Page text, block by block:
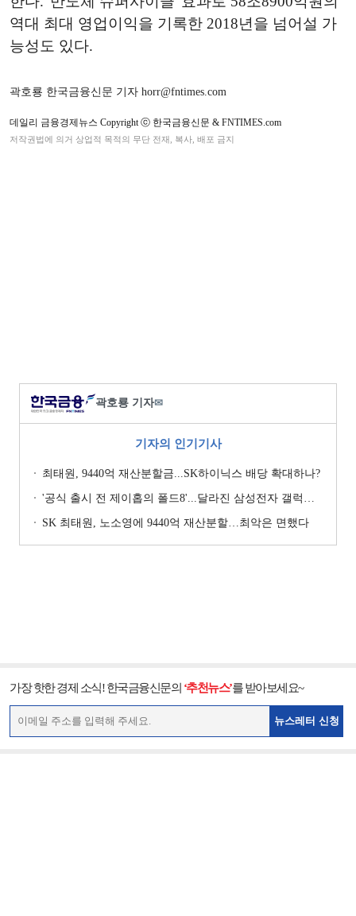
역대 최대 영업이익을 기록한 2018년을 넘어설 가
능성도 있다.
곽호룡 한국금융신문 기자 horr@fntimes.com
데일리 금융경제뉴스 Copyright ⓒ 한국금융신문 & FNTIMES.com
저작권법에 의거 상업적 목적의 무단 전재, 복사, 배포 금지
곽호룡 기자✉
기자의 인기기사
최태원, 9440억 재산분할금...SK하이닉스 배당 확대하나?
'공식 출시 전 제이홉의 폴드8'...달라진 삼성전자 갤럭시 마케팅?
SK 최태원, 노소영에 9440억 재산분할…최악은 면했다
가장 핫한 경제 소식! 한국금융신문의 ‘추천뉴스’를 받아보세요~
뉴스레터 신청